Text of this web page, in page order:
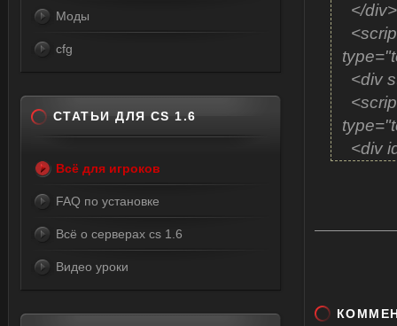
</div>
<div
<div
Моды
cfg
СТАТЬИ ДЛЯ CS 1.6
Всё для игроков
FAQ по установке
Всё о серверах cs 1.6
Видео уроки